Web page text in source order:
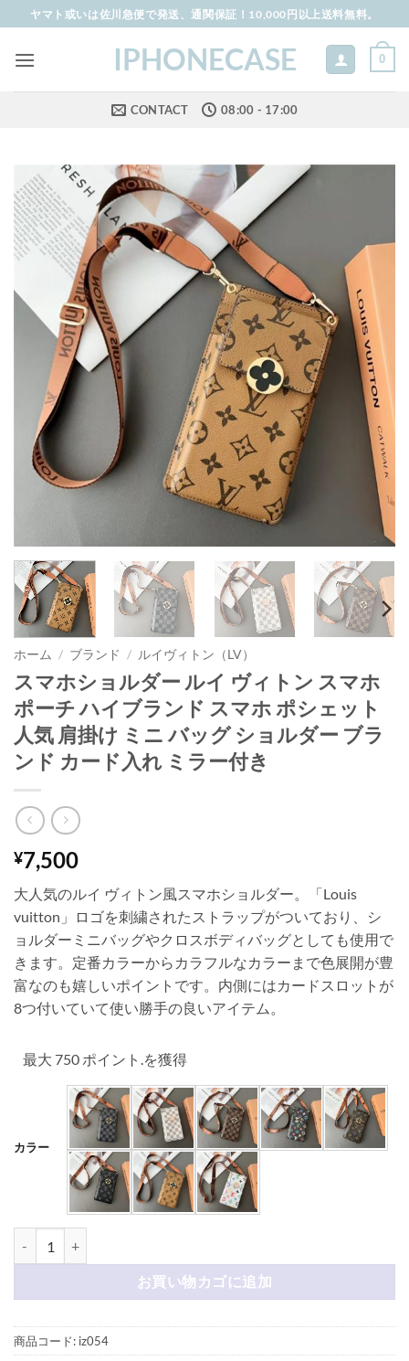
to
content
ヤマト或いは佐川急便で発送、通関保証！10,000円以上送料無料。
IPHONECASE 0
CONTACT 08:00 - 17:00
ホーム / ブランド / ルイヴィトン（LV）
スマホショルダー ルイ ヴィトン スマホ
ポーチ ハイブランド スマホ ポシェット
人気 肩掛け ミニ バッグ ショルダー ブラ
ンド カード入れ ミラー付き
¥7,500
大人気のルイ ヴィトン風スマホショルダー。「Louis
vuitton」ロゴを刺繍されたストラップがついており、シ
ョルダーミニバッグやクロスボディバッグとしても使用で
きます。定番カラーからカラフルなカラーまで色展開が豊
富なのも嬉しいポイントです。内側にはカードスロットが
8つ付いていて使い勝手の良いアイテム。
最大 750 ポイント.を獲得
カラー
お買い物カゴに追加
商品コード: iz054